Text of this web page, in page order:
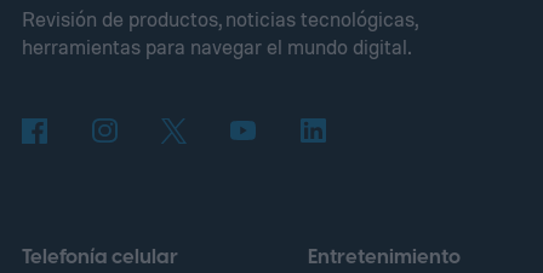
Revisión de productos, noticias tecnológicas,
herramientas para navegar el mundo digital.
Telefonía celular
Entretenimiento